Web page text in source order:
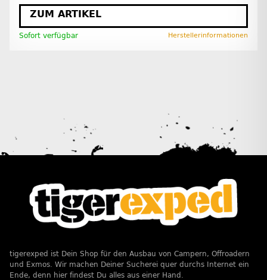
ZUM ARTIKEL
Sofort verfügbar Herstellerinformationen
tigerexped ist Dein Shop für den Ausbau von Campern, Offroadern
und Exmos. Wir machen Deiner Sucherei quer durchs Internet ein
Ende, denn hier findest Du alles aus einer Hand.